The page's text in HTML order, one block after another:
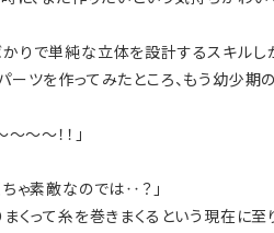
りで単純な立体を設計するスキルし
ーツを作ってみたところ、もう幼少期
～～！！」
ゃ素敵なのでは‥？」
くって糸を巻きまくるという現在に至